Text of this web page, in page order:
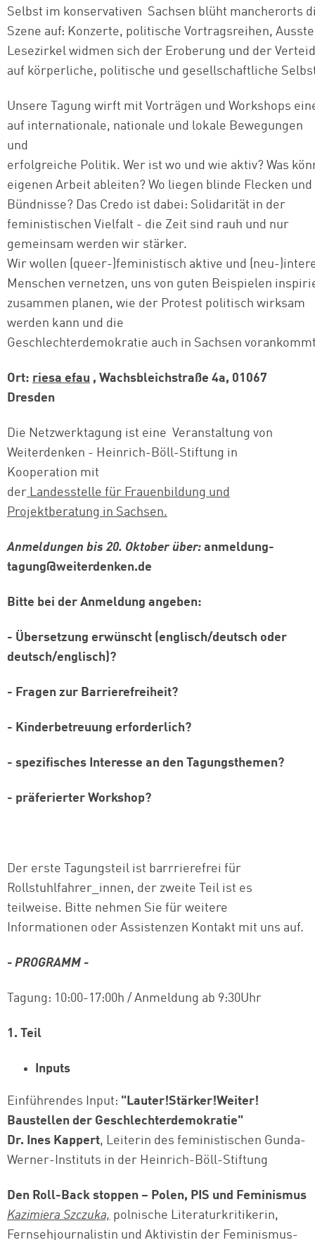
Selbst im konservativen Sachsen blüht mancherorts
Szene auf: Konzerte, politische Vortragsreihen,
Lesezirkel widmen sich der Eroberung und der
auf körperliche, politische und gesellschaftliche
Unsere Tagung wirft mit Vorträgen und Workshops
auf internationale, nationale und lokale Bewegungen
und
erfolgreiche Politik. Wer ist wo und wie aktiv? Was
eigenen Arbeit ableiten? Wo liegen blinde Flecken
Bündnisse? Das Credo ist dabei: Solidarität in der
feministischen Vielfalt - die Zeit sind rauh und nur
gemeinsam werden wir stärker.
Wir wollen (queer-⁠)feministisch aktive und (neu-⁠
Menschen vernetzen, uns von guten Beispielen
zusammen planen, wie der Protest politisch wirksam
werden kann und die
Geschlechterdemokratie auch in Sachsen
Ort: riesa efau , Wachsbleichstraße 4a, 01067
Dresden
Die Netzwerktagung ist eine Veranstaltung von
Weiterdenken -⁠ Heinrich-⁠Böll-⁠Stiftung in
Kooperation mit
der Landesstelle für Frauenbildung und
Projektberatung in Sachsen.
Anmeldungen bis 20. Oktober über: anmeldung-
tagung@weiterdenken.de
Bitte bei der Anmeldung angeben:
- Übersetzung erwünscht (englisch/deutsch oder
deutsch/englisch)?
- Fragen zur Barrierefreiheit?
- Kinderbetreuung erforderlich?
- spezifisches Interesse an den Tagungsthemen?
- präferierter Workshop?
Der erste Tagungsteil ist barrrierefrei für
Rollstuhlfahrer_innen, der zweite Teil ist es
teilweise. Bitte nehmen Sie für weitere
Informationen oder Assistenzen Kontakt mit uns auf.
- PROGRAMM -
Tagung: 10:00-17:00h / Anmeldung ab 9:30Uhr
1. Teil
Inputs
Einführendes Input: "Lauter!Stärker!Weiter!
Baustellen der Geschlechterdemokratie"
Dr. Ines Kappert, Leiterin des feministischen Gunda-
Werner-Instituts in der Heinrich-Böll-Stiftung
Den Roll-Back stoppen – Polen, PIS und Feminismus
Kazimiera Szczuka, polnische Literaturkritikerin,
Fernsehjournalistin und Aktivistin der Feminismus-